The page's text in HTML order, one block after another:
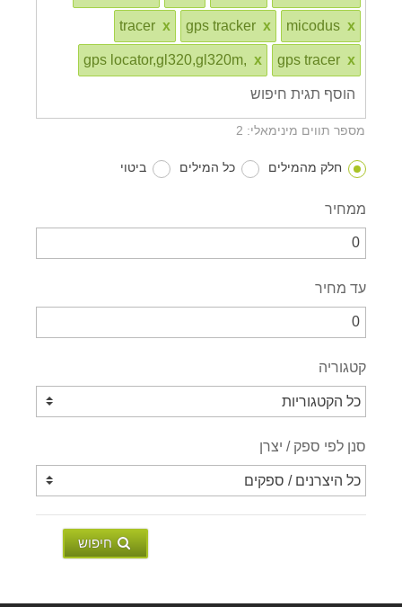
micodus x
gps tracker x
tracer x
gps tracer x
gps locator,gl320,gl320m, x
מספר תווים מינימאלי: 2
חלק מהמילים כל המילים ביטוי
ממחיר
עד מחיר
קטגוריה
סנן לפי ספק / יצרן
חיפוש